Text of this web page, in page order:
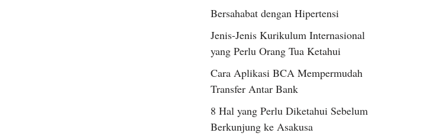
Bersahabat dengan Hipertensi
Jenis-Jenis Kurikulum Internasional
yang Perlu Orang Tua Ketahui
Cara Aplikasi BCA Mempermudah
Transfer Antar Bank
8 Hal yang Perlu Diketahui Sebelum
Berkunjung ke Asakusa